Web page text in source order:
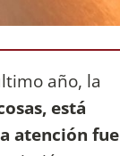
año, la
está
atención fue